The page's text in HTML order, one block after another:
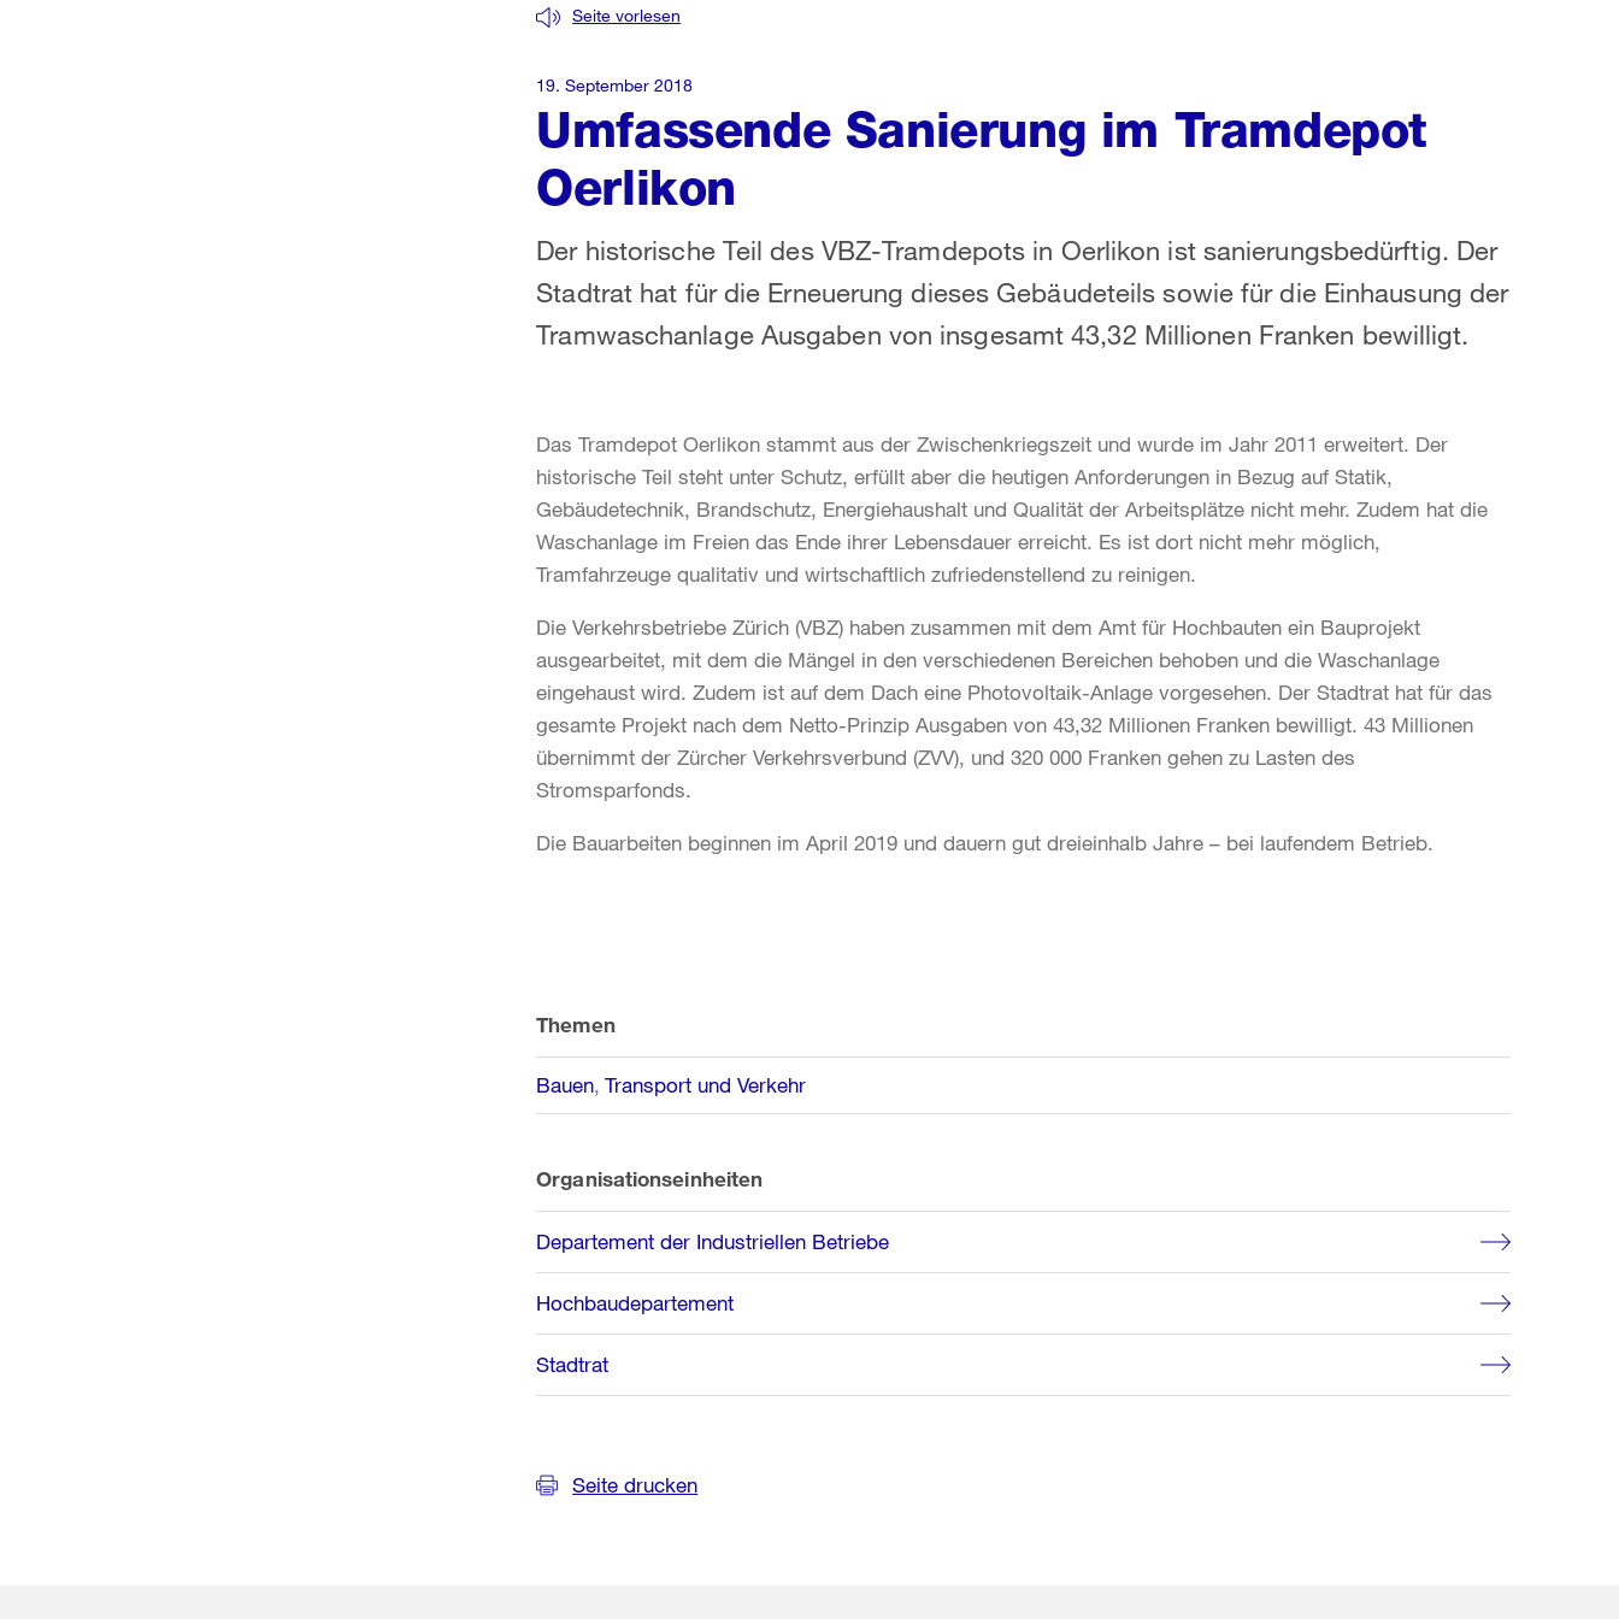
Umfassende Sanierung im Tramdepot
Oerlikon
Seite vorlesen
Der historische Teil des VBZ-Tramdepots in Oerlikon ist sanierungsbedürftig. Der
Stadtrat hat für die Erneuerung dieses Gebäudeteils sowie für die Einhausung der
Tramwaschanlage Ausgaben von insgesamt 43,32 Millionen Franken bewilligt.
19. September 2018
Das Tramdepot Oerlikon stammt aus der Zwischenkriegszeit und wurde im Jahr 2011 erweitert. Der
historische Teil steht unter Schutz, erfüllt aber die heutigen Anforderungen in Bezug auf Statik,
Gebäudetechnik, Brandschutz, Energiehaushalt und Qualität der Arbeitsplätze nicht mehr. Zudem hat die
Waschanlage im Freien das Ende ihrer Lebensdauer erreicht. Es ist dort nicht mehr möglich,
Tramfahrzeuge qualitativ und wirtschaftlich zufriedenstellend zu reinigen.
Die Verkehrsbetriebe Zürich (VBZ) haben zusammen mit dem Amt für Hochbauten ein Bauprojekt
ausgearbeitet, mit dem die Mängel in den verschiedenen Bereichen behoben und die Waschanlage
eingehaust wird. Zudem ist auf dem Dach eine Photovoltaik-Anlage vorgesehen. Der Stadtrat hat für das
gesamte Projekt nach dem Netto-Prinzip Ausgaben von 43,32 Millionen Franken bewilligt. 43 Millionen
übernimmt der Zürcher Verkehrsverbund (ZVV), und 320 000 Franken gehen zu Lasten des
Stromsparfonds.
Die Bauarbeiten beginnen im April 2019 und dauern gut dreieinhalb Jahre – bei laufendem Betrieb.
Informationen
Themen
Bauen Transport und Verkehr
Organisationseinheiten
Departement der Industriellen Betriebe
Hochbaudepartement
Stadtrat
Seite drucken